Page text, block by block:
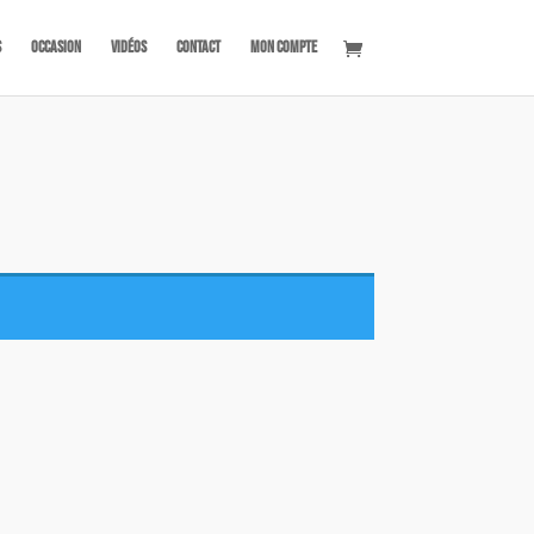
OCCASION Vidéos Contact Mon compte